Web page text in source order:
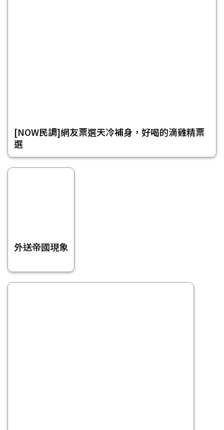
[NOW民調]網友票選天冷補身，好喝的滴雞精票
選
外送帝國現象